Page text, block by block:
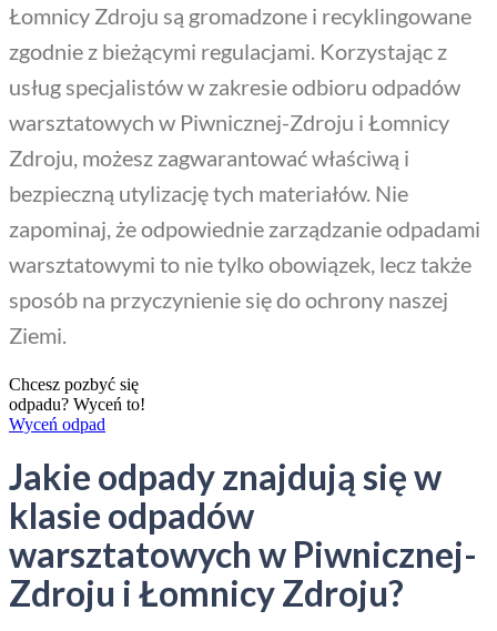
Łomnicy Zdroju są gromadzone i recyklingowane
zgodnie z bieżącymi regulacjami. Korzystając z
usług specjalistów w zakresie odbioru odpadów
warsztatowych w Piwnicznej-Zdroju i Łomnicy
Zdroju, możesz zagwarantować właściwą i
bezpieczną utylizację tych materiałów. Nie
zapominaj, że odpowiednie zarządzanie odpadami
warsztatowymi to nie tylko obowiązek, lecz także
sposób na przyczynienie się do ochrony naszej
Ziemi.
Chcesz pozbyć się
odpadu? Wyceń to!
Wyceń odpad
Jakie odpady znajdują się w
klasie odpadów
warsztatowych w Piwnicznej-
Zdroju i Łomnicy Zdroju?